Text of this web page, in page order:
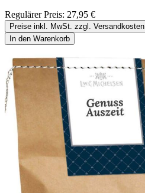
Regulärer Preis: 27,95 €
Preise inkl. MwSt. zzgl. Versandkosten
In den Warenkorb